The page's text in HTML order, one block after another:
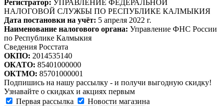
Регистратор: УПРАВЛЕНИЕ ФЕДЕРАЛЬНОЙ
НАЛОГОВОЙ СЛУЖБЫ ПО РЕСПУБЛИКЕ КАЛМЫКИЯ
Дата постановки на учёт: 5 апреля 2022 г.
Наименование налогового органа: Управление ФНС России
по Республике Калмыкия
Сведения Росстата
ОКПО: 2014535140
ОКАТО: 85401000000
ОКТМО: 85701000001
Подпишись на нашу рассылку - и получи выгодную скидку!
Узнавайте о скидках и акциях первым
Первая рассылка
Новости магазина